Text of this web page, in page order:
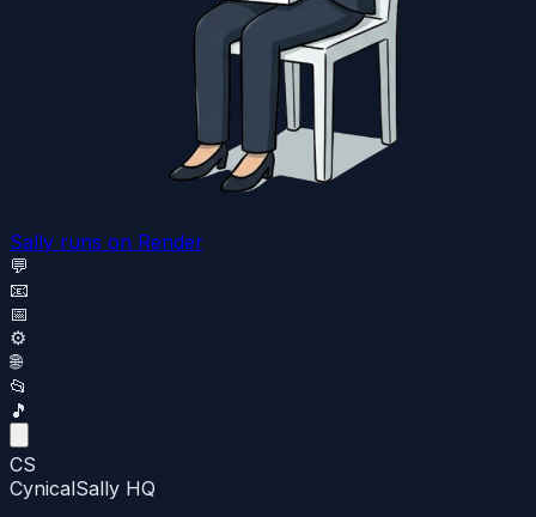
Sally runs on Render
💬
📧
📅
⚙️
🌐
📂
🎵
CS
CynicalSally HQ